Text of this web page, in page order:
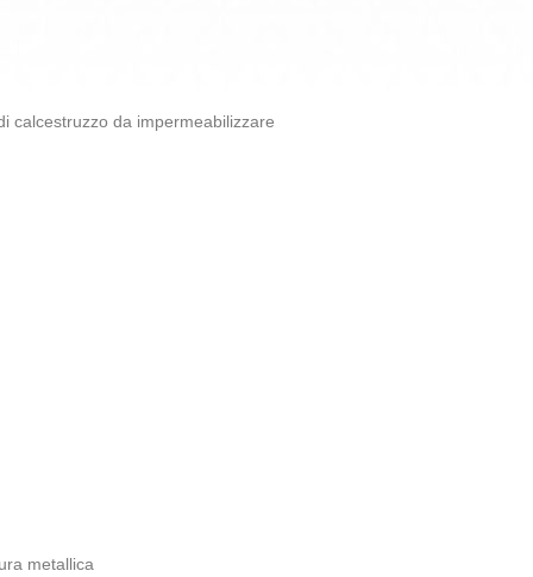
calcestruzzo da impermeabilizzare
metallica